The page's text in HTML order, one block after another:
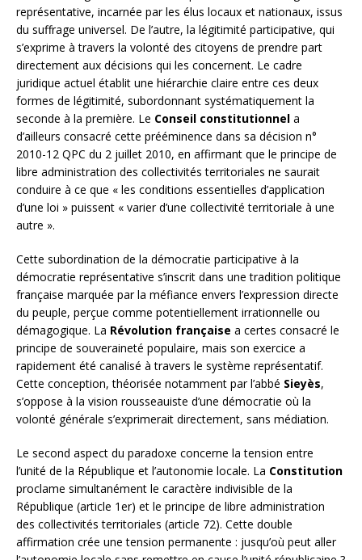
représentative, incarnée par les élus locaux et nationaux, issus
du suffrage universel. De l’autre, la légitimité participative, qui
s’exprime à travers la volonté des citoyens de prendre part
directement aux décisions qui les concernent. Le cadre
juridique actuel établit une hiérarchie claire entre ces deux
formes de légitimité, subordonnant systématiquement la
seconde à la première. Le Conseil constitutionnel a
d’ailleurs consacré cette prééminence dans sa décision n°
2010-12 QPC du 2 juillet 2010, en affirmant que le principe de
libre administration des collectivités territoriales ne saurait
conduire à ce que « les conditions essentielles d’application
d’une loi » puissent « varier d’une collectivité territoriale à une
autre ».
Cette subordination de la démocratie participative à la
démocratie représentative s’inscrit dans une tradition politique
française marquée par la méfiance envers l’expression directe
du peuple, perçue comme potentiellement irrationnelle ou
démagogique. La Révolution française a certes consacré le
principe de souveraineté populaire, mais son exercice a
rapidement été canalisé à travers le système représentatif.
Cette conception, théorisée notamment par l’abbé Sieyès,
s’oppose à la vision rousseauiste d’une démocratie où la
volonté générale s’exprimerait directement, sans médiation.
Le second aspect du paradoxe concerne la tension entre
l’unité de la République et l’autonomie locale. La Constitution
proclame simultanément le caractère indivisible de la
République (article 1er) et le principe de libre administration
des collectivités territoriales (article 72). Cette double
affirmation crée une tension permanente : jusqu’où peut aller